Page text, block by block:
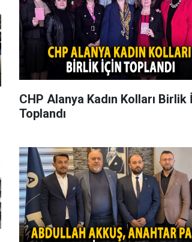
CHP Alanya Kadın Kolları Birlik
Toplandı